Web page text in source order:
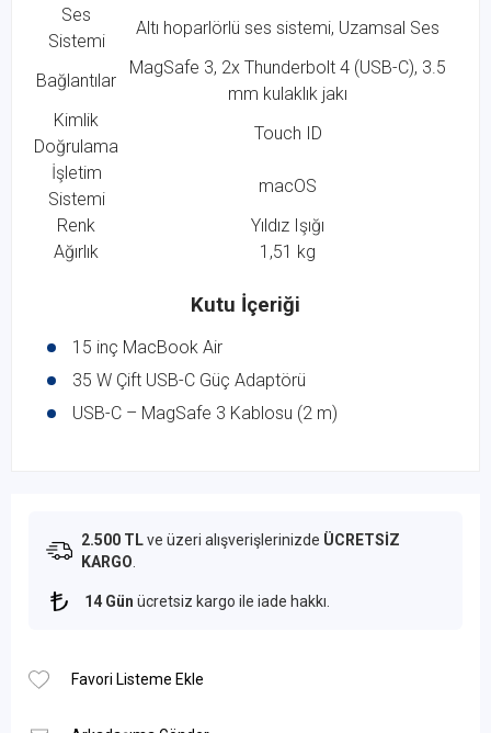
Ses
Sistemi
Altı hoparlörlü ses sistemi, Uzamsal Ses
Bağlantılar
MagSafe 3, 2x Thunderbolt 4 (USB-C), 3.5
mm kulaklık jakı
Kimlik
Doğrulama
Touch ID
İşletim
Sistemi
macOS
Renk
Yıldız Işığı
Ağırlık
1,51 kg
Kutu İçeriği
15 inç MacBook Air
35 W Çift USB-C Güç Adaptörü
USB-C – MagSafe 3 Kablosu (2 m)
2.500 TLve üzeri alışverişlerinizde ÜCRETSİZ
KARGO
14 Gün ücretsiz kargo ile iade hakkı.